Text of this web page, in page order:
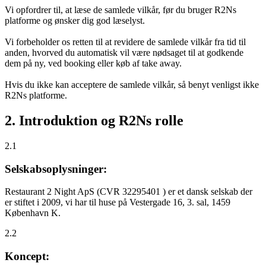
Vi opfordrer til, at læse de samlede vilkår, før du bruger R2Ns
platforme og ønsker dig god læselyst.
Vi forbeholder os retten til at revidere de samlede vilkår fra tid til
anden, hvorved du automatisk vil være nødsaget til at godkende
dem på ny, ved booking eller køb af take away.
Hvis du ikke kan acceptere de samlede vilkår, så benyt venligst ikke
R2Ns platforme.
2. Introduktion og R2Ns rolle
2.1
Selskabsoplysninger:
Restaurant 2 Night ApS (CVR 32295401 ) er et dansk selskab der
er stiftet i 2009, vi har til huse på Vestergade 16, 3. sal, 1459
København K.
2.2
Koncept: